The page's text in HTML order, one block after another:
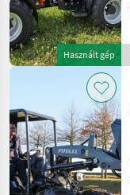
Használt gép